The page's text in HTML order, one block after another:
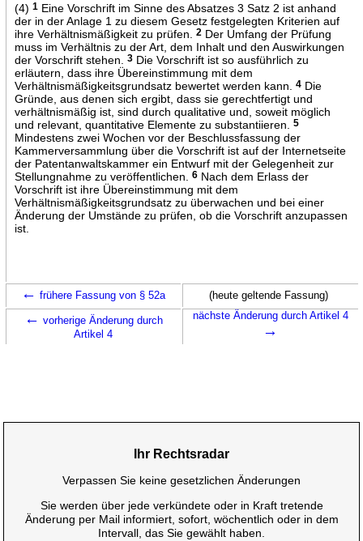
(4) 1Eine Vorschrift im Sinne des Absatzes 3 Satz 2 ist anhand
der in der Anlage 1 zu diesem Gesetz festgelegten Kriterien auf
ihre Verhältnismäßigkeit zu prüfen.
2Der Umfang der Prüfung
muss im Verhältnis zu der Art, dem Inhalt und den Auswirkungen
der Vorschrift stehen.
3Die Vorschrift ist so ausführlich zu
erläutern, dass ihre Übereinstimmung mit dem
Verhältnismäßigkeitsgrundsatz bewertet werden kann.
4Die
Gründe, aus denen sich ergibt, dass sie gerechtfertigt und
verhältnismäßig ist, sind durch qualitative und, soweit möglich
und relevant, quantitative Elemente zu substantiieren.
5
Mindestens zwei Wochen vor der Beschlussfassung der
Kammerversammlung über die Vorschrift ist auf der Internetseite
der Patentanwaltskammer ein Entwurf mit der Gelegenheit zur
Stellungnahme zu veröffentlichen.
6Nach dem Erlass der
Vorschrift ist ihre Übereinstimmung mit dem
Verhältnismäßigkeitsgrundsatz zu überwachen und bei einer
Änderung der Umstände zu prüfen, ob die Vorschrift anzupassen
ist.
← frühere Fassung von § 52a (heute geltende Fassung)
← vorherige Änderung durch
Artikel 4
nächste Änderung durch Artikel 4
→
Ihr Rechtsradar
Verpassen Sie keine gesetzlichen Änderungen
Sie werden über jede verkündete oder in Kraft tretende
Änderung per Mail informiert, sofort, wöchentlich oder in dem
Intervall, das Sie gewählt haben.